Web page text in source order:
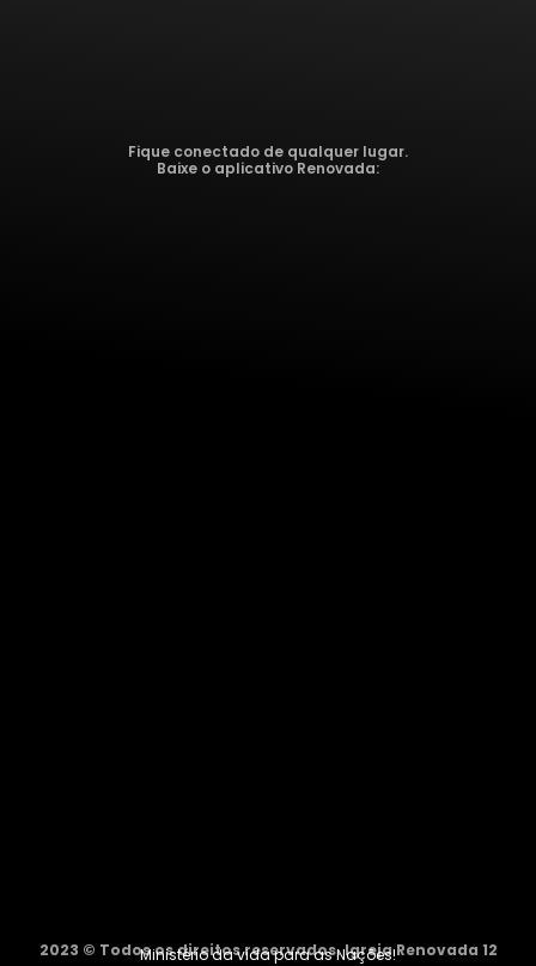
Fique conectado de qualquer lugar.
Baixe o aplicativo Renovada:
2023 © Todos os direitos reservados. Igreja Renovada 12
Ministério da vida para as Nações!